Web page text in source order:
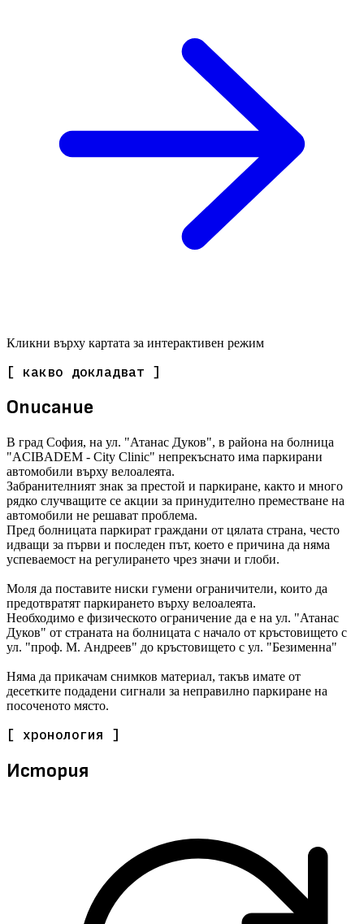
Кликни върху картата за интерактивен режим
[ какво докладват ]
Описание
В град София, на ул. "Атанас Дуков", в района на болница
"ACIBADEM - City Clinic" непрекъснато има паркирани
автомобили върху велоалеята.
Забранителният знак за престой и паркиране, както и много
рядко случващите се акции за принудително преместване на
автомобили не решават проблема.
Пред болницата паркират граждани от цялата страна, често
идващи за първи и последен път, което е причина да няма
успеваемост на регулирането чрез значи и глоби.
Моля да поставите ниски гумени ограничители, които да
предотвратят паркирането върху велоалеята.
Необходимо е физическото ограничение да е на ул. "Атанас
Дуков" от страната на болницата с начало от кръстовището с
ул. "проф. М. Андреев" до кръстовището с ул. "Безименна"
Няма да прикачам снимков материал, такъв имате от
десетките подадени сигнали за неправилно паркиране на
посоченото място.
[ хронология ]
История